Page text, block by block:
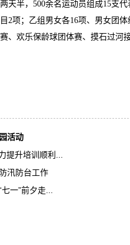
天半，500余名运动员组成15支
2项；乙组男女各16项、男女团
、欢乐保龄球团体赛、摸石过河
活动
提升培训顺利...
汛防台工作
一”前夕走...